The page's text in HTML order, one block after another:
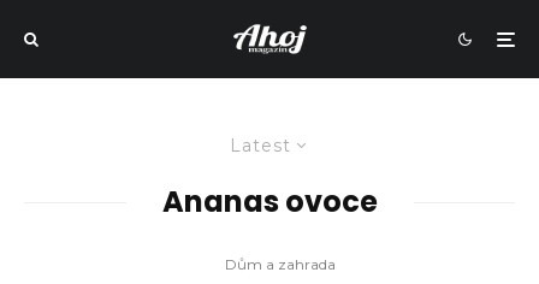
Latest
Ananas ovoce
Dům a zahrada